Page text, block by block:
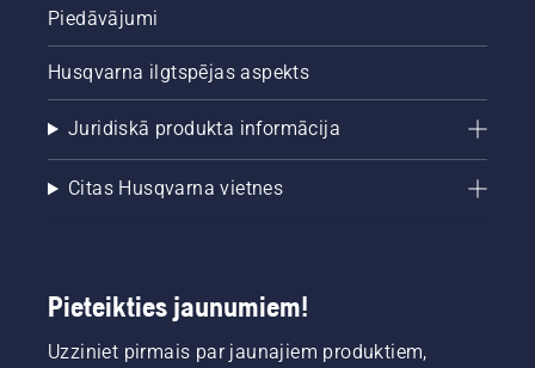
Piedāvājumi
Husqvarna ilgtspējas aspekts
Juridiskā produkta informācija
Citas Husqvarna vietnes
Pieteikties jaunumiem!
Uzziniet pirmais par jaunajiem produktiem,